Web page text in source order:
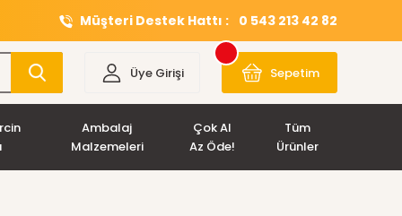
Müşteri Destek Hattı : 0 543 213 42 82
Üye Girişi Sepetim
Ambalaj
Malzemeleri
Çok Al
Az Öde!
Tüm
Ürünler